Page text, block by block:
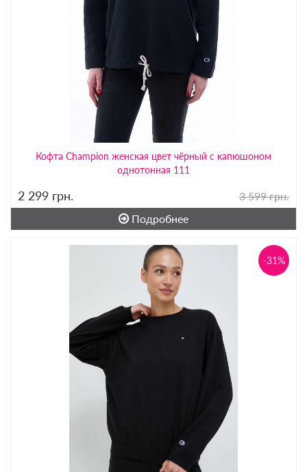
Кофта Champion женская цвет чёрный с капюшоном
однотонная 111
2 299 грн.
3 599 грн.
Подробнее
-31%